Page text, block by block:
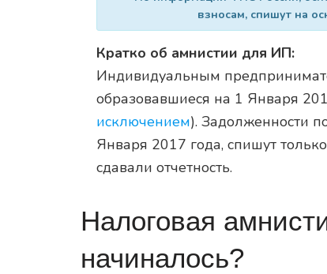
взносам, спишут на
Кратко об амнистии для ИП:
Индивидуальным
образовавшиеся на 1 Января
исключением). Задолженности
Января 2017 года, спишут
сдавали отчетность.
Налоговая
начиналось?